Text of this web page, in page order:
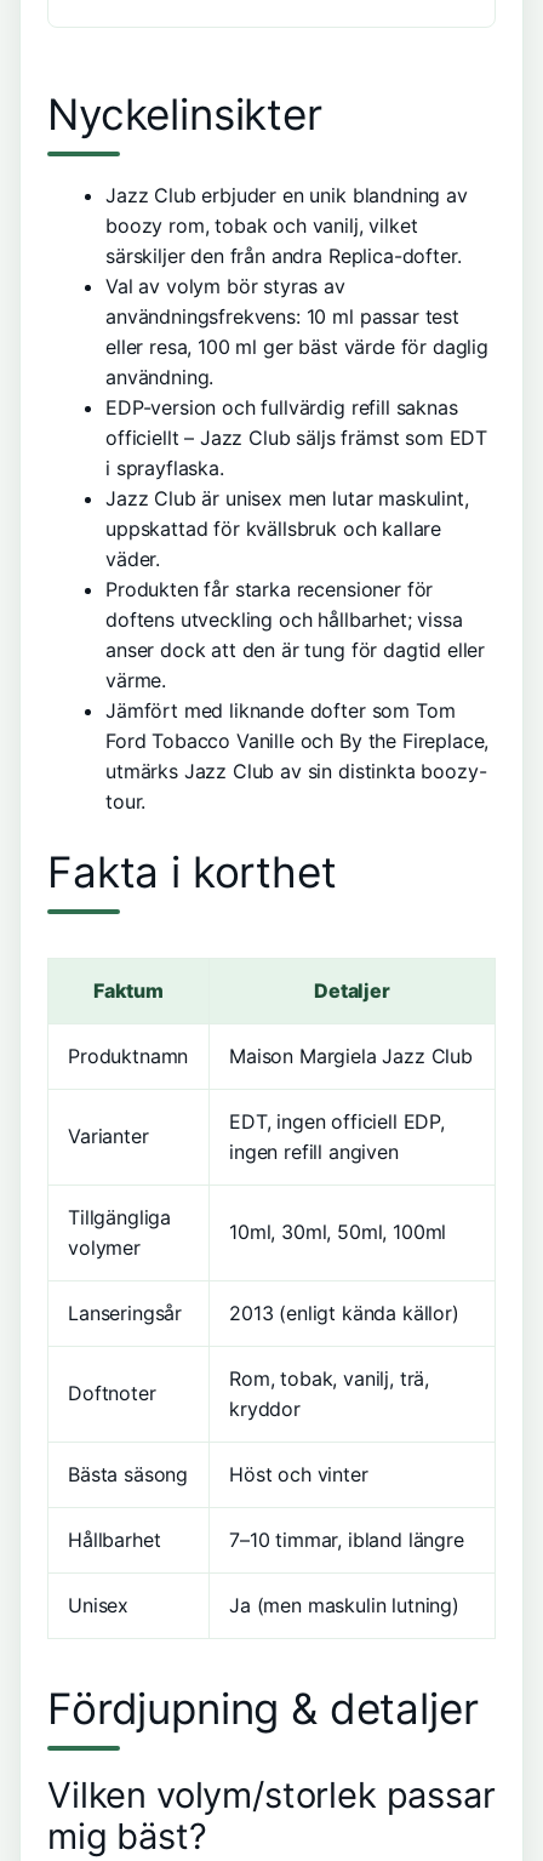
Nyckelinsikter
Jazz Club erbjuder en unik blandning av
boozy rom, tobak och vanilj, vilket
särskiljer den från andra Replica-dofter.
Val av volym bör styras av
användningsfrekvens: 10 ml passar test
eller resa, 100 ml ger bäst värde för daglig
användning.
EDP-version och fullvärdig refill saknas
officiellt – Jazz Club säljs främst som EDT
i sprayflaska.
Jazz Club är unisex men lutar maskulint,
uppskattad för kvällsbruk och kallare
väder.
Produkten får starka recensioner för
doftens utveckling och hållbarhet; vissa
anser dock att den är tung för dagtid eller
värme.
Jämfört med liknande dofter som Tom
Ford Tobacco Vanille och By the Fireplace,
utmärks Jazz Club av sin distinkta boozy-
tour.
Fakta i korthet
Faktum Detaljer
Produktnamn Maison Margiela Jazz Club
Varianter
EDT, ingen officiell EDP,
ingen refill angiven
Tillgängliga
volymer
10ml, 30ml, 50ml, 100ml
Lanseringsår 2013 (enligt kända källor)
Doftnoter
Rom, tobak, vanilj, trä,
kryddor
Bästa säsong Höst och vinter
Hållbarhet 7–10 timmar, ibland längre
Unisex Ja (men maskulin lutning)
Fördjupning & detaljer
Vilken volym/storlek passar
mig bäst?